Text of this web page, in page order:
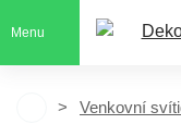
Menu
Venkovní